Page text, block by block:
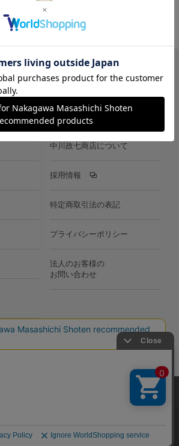
X Facebook メールマガジン
中川政七商店について
採用情報
特定商取引法の表記
プライバシーポリシー
法人のお客様の
お問い合わせ
All Rights Reserved.
内における閲覧履歴・属性情報などの取得およ
ッキー（Cookie）を使用いたします。詳細に
ポリシー